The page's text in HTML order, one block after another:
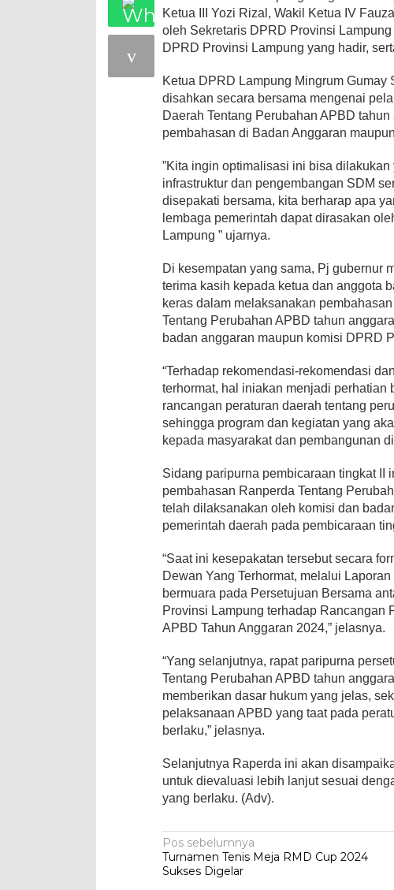
Ketua III Yozi Rizal, Wakil Ketua IV
oleh Sekretaris DPRD Provinsi
DPRD Provinsi Lampung yang hadir,
Ketua DPRD Lampung Mingrum Gumay
disahkan secara bersama mengenai
Daerah Tentang Perubahan APBD
pembahasan di Badan Anggaran
”Kita ingin optimalisasi ini bisa
infrastruktur dan pengembangan SDM
disepakati bersama, kita berharap apa
lembaga pemerintah dapat dirasakan
Lampung ” ujarnya.
Di kesempatan yang sama, Pj gubernur
terima kasih kepada ketua dan anggota
keras dalam melaksanakan
Tentang Perubahan APBD tahun
badan anggaran maupun komisi DPRD
“Terhadap rekomendasi-rekomendasi
terhormat, hal iniakan menjadi perhatian
rancangan peraturan daerah tentang
sehingga program dan kegiatan yang
kepada masyarakat dan pembangunan
Sidang paripurna pembicaraan tingkat II
pembahasan Ranperda Tentang
telah dilaksanakan oleh komisi dan
pemerintah daerah pada pembicaraan
“Saat ini kesepakatan tersebut secara
Dewan Yang Terhormat, melalui
bermuara pada Persetujuan Bersama
Provinsi Lampung terhadap Rancangan
APBD Tahun Anggaran 2024,” jelasnya.
“Yang selanjutnya, rapat paripurna
Tentang Perubahan APBD tahun
memberikan dasar hukum yang jelas,
pelaksanaan APBD yang taat pada
berlaku,” jelasnya.
Selanjutnya Raperda ini akan
untuk dievaluasi lebih lanjut sesuai
yang berlaku. (Adv).
Navigasi
pos
Pos sebelumnya
Turnamen Tenis Meja RMD Cup 2024
Sukses Digelar